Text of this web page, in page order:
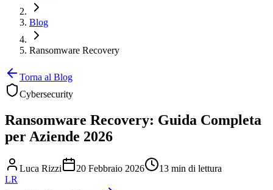
Blog
Ransomware Recovery
Torna al Blog
Cybersecurity
Ransomware Recovery: Guida Completa
per Aziende 2026
Luca Rizzi 20 Febbraio 2026
13 min di lettura
LR